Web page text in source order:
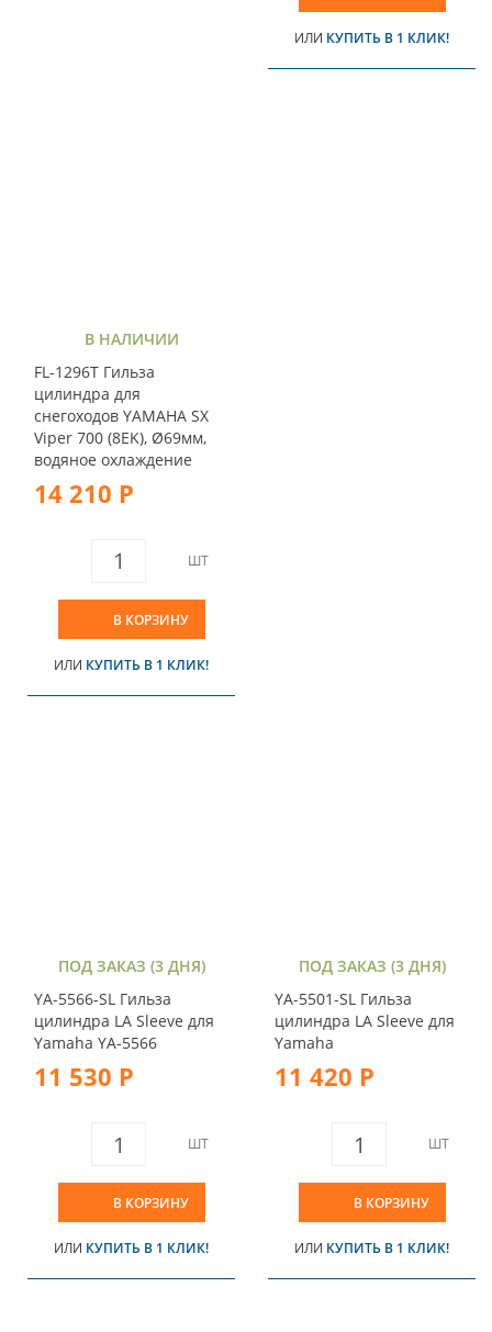
ИЛИ КУПИТЬ В 1 КЛИК!
В НАЛИЧИИ
FL-1296T Гильза
цилиндра для
снегоходов YAMAHA SX
Viper 700 (8EK), Ø69мм,
водяное охлаждение
14 210 Р
ШТ
В КОРЗИНУ
ИЛИ КУПИТЬ В 1 КЛИК!
ПОД ЗАКАЗ (3 ДНЯ)
YA-5566-SL Гильза
цилиндра LA Sleeve для
Yamaha YA-5566
11 530 Р
ШТ
В КОРЗИНУ
ИЛИ КУПИТЬ В 1 КЛИК!
ПОД ЗАКАЗ (3 ДНЯ)
YA-5501-SL Гильза
цилиндра LA Sleeve для
Yamaha
11 420 Р
ШТ
В КОРЗИНУ
ИЛИ КУПИТЬ В 1 КЛИК!